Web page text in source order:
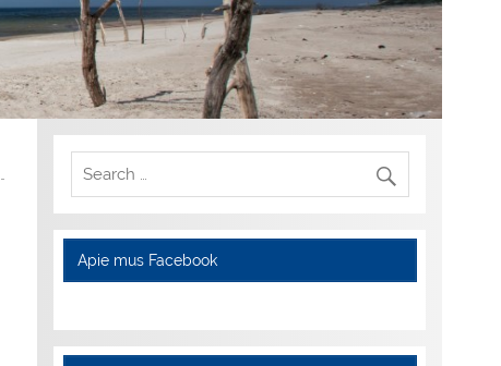
Apie mus Facebook